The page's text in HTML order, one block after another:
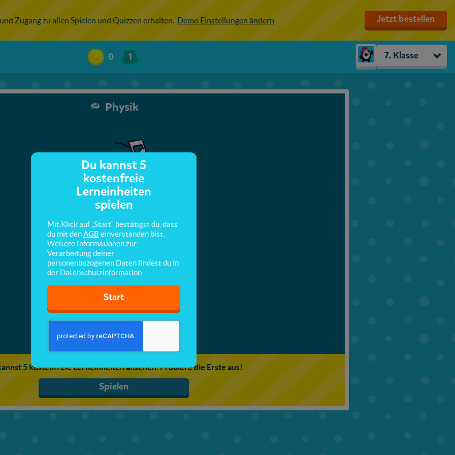
Zugang zu allen Spielen und Quizzen erhalten. Demo Einstellungen ändern Jetzt bestellen
0 1 7. Klasse
Physik
Eigenschaften von Schallwellen
Hier lernst du, wie Töne entstehen und wie sie
übertragen werden können.
5 kostenfreie Lerneinheiten ansehen. Probiere die Erste aus!
Spielen
Du kannst 5
kostenfreie
Lerneinheiten
spielen
Mit Klick auf „Start“ bestätigst du, dass
du mit denAGB einverstanden bist.
Weitere Informationen zur
Verarbeitung deiner
personenbezogenen Daten findest du in
der Datenschutzinformation
Start